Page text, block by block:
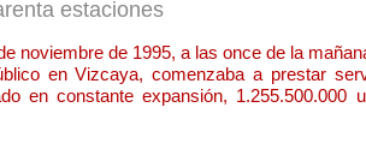
estaciones
noviembre de 1995, a las once de la
en Vizcaya, comenzaba a prestar
en constante expansión, 1.255.500.000